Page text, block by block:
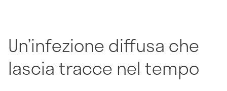
Un’infezione diffusa che
lascia tracce nel tempo